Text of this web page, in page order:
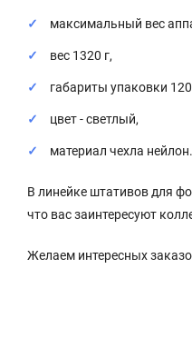
максимальный вес
вес 1320 г,
габариты упаковки
цвет - светлый,
материал чехла нейлон.
В линейке штативов для
что вас заинтересуют
Желаем интересных